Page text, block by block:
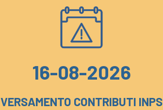
16-08-2026
VERSAMENTO CONTRIBUTI INPS